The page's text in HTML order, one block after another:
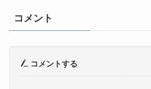
コメント
コメントする